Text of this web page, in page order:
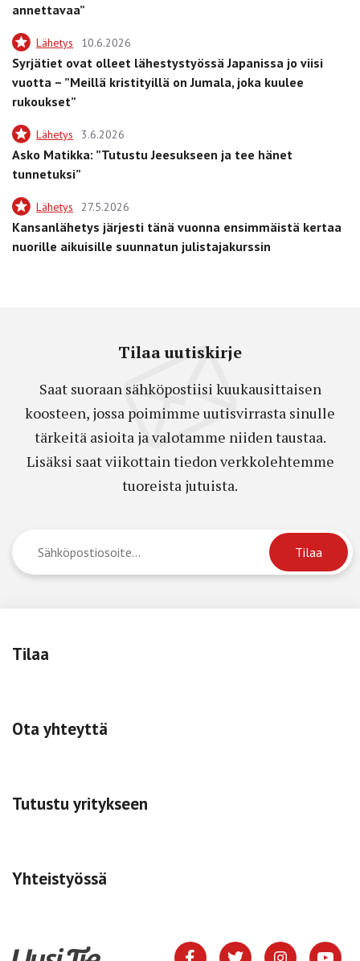
annettavaa”
Lähetys 10.6.2026
Syrjätiet ovat olleet lähestystyössä Japanissa jo viisi
vuotta – ”Meillä kristityillä on Jumala, joka kuulee
rukoukset”
Lähetys 3.6.2026
Asko Matikka: ”Tutustu Jeesukseen ja tee hänet
tunnetuksi”
Lähetys 27.5.2026
Kansanlähetys järjesti tänä vuonna ensimmäistä kertaa
nuorille aikuisille suunnatun julistajakurssin
Tilaa uutiskirje
Saat suoraan sähköpostiisi kuukausittaisen
koosteen, jossa poimimme uutisvirrasta sinulle
tärkeitä asioita ja valotamme niiden taustaa.
Lisäksi saat viikottain tiedon verkkolehtemme
tuoreista jutuista.
Tilaa
Ota yhteyttä
Tutustu yritykseen
Yhteistyössä